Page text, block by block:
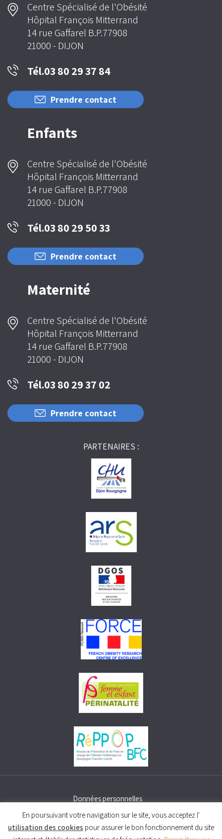
Centre Spécialisé de l'Obésité
Hôpital François Mitterrand
14 rue Gaffarel B.P.77908
21000 - DIJON
Tél.03 80 29 37 84
Prendre contact
Enfants
Centre Spécialisé de l'Obésité
Hôpital François Mitterrand
14 rue Gaffarel B.P.77908
21000 - DIJON
Tél.03 80 29 50 33
Prendre contact
Maternité
Centre Spécialisé de l'Obésité
Hôpital François Mitterrand
14 rue Gaffarel B.P.77908
21000 - DIJON
Tél.03 80 29 37 02
Prendre contact
PARTENAIRES :
Données personnelles
Cookies
Mentions légales
Plan de site
En poursuivant votre navigation sur le site, vous acceptez l'
utilisation des cookies pour assurer le bon fonctionnement du site